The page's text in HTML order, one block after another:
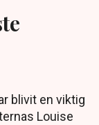
blivit en viktig
Louise